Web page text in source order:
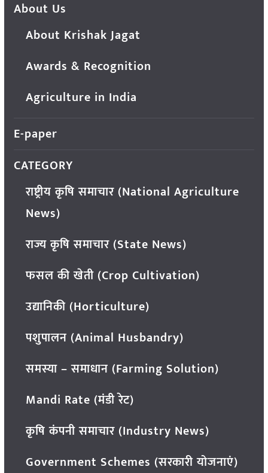
About Us
About Krishak Jagat
Awards & Recognition
Agriculture in India
E-paper
CATEGORY
राष्ट्रीय कृषि समाचार (National Agriculture
News)
राज्य कृषि समाचार (State News)
फसल की खेती (Crop Cultivation)
उद्यानिकी (Horticulture)
पशुपालन (Animal Husbandry)
समस्या – समाधान (Farming Solution)
Mandi Rate (मंडी रेट)
कृषि कंपनी समाचार (Industry News)
Government Schemes (सरकारी योजनाएं)